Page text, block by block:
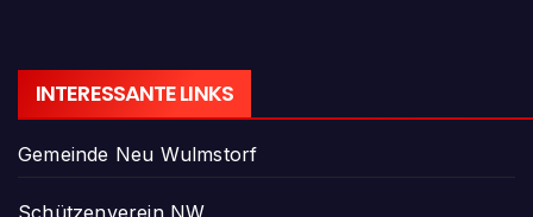
INTERESSANTE LINKS
Gemeinde Neu Wulmstorf
Schützenverein NW